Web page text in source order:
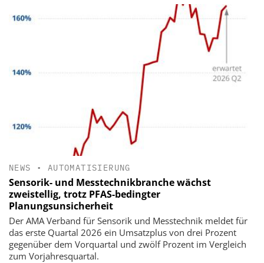
NEWS • AUTOMATISIERUNG
Sensorik- und Messtechnikbranche wächst
zweistellig, trotz PFAS-bedingter
Planungsunsicherheit
Der AMA Verband für Sensorik und Messtechnik meldet für
das erste Quartal 2026 ein Umsatzplus von drei Prozent
gegenüber dem Vorquartal und zwölf Prozent im Vergleich
zum Vorjahresquartal.